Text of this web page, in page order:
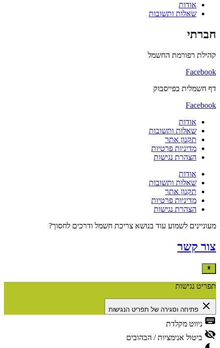
אודות
שאלות ותשובות
חברתי
קהילת רפורמת החשמל
Facebook
דף חשמלית בפייסבוק
Facebook
אודות
שאלות ותשובות
תקנון אתר
מדיניות פרטיות
הצהרת נגישות
אודות
שאלות ותשובות
תקנון אתר
מדיניות פרטיות
הצהרת נגישות
מעוניינים לשמוע עוד בנושא צריכת חשמל ודרכים לחסוך?
צור קשר
תפריט נגישות
close פתיחה וסגירה של תפריט הנגישות
keyboard ניווט מקלדת
visibility_off ביטול אנימציות / הבהובים